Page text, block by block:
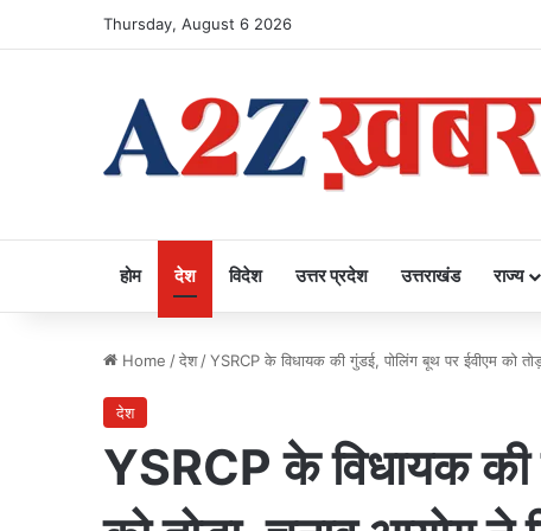
Thursday, August 6 2026
होम देश विदेश उत्तर प्रदेश उत्तराखंड राज्य
Home /देश /YSRCP के विधायक की गुंडई, पोलिंग बूथ पर ईवीएम को
देश
YSRCP के विधायक की